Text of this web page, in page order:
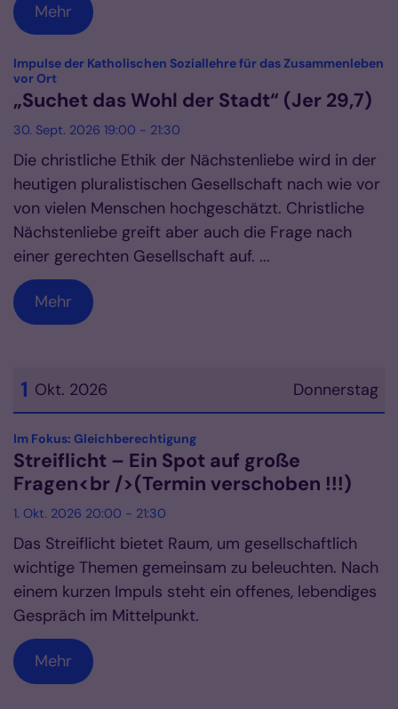
Mehr
Impulse der Katholischen Soziallehre für das Zusammenleben
vor Ort:
„Suchet das Wohl der Stadt“ (Jer 29,7)
30. Sept. 2026 19:00 - 21:30
Die christliche Ethik der Nächstenliebe wird in der
heutigen pluralistischen Gesellschaft nach wie vor
von vielen Menschen hochgeschätzt. Christliche
Nächstenliebe greift aber auch die Frage nach
einer gerechten Gesellschaft auf. ...
Mehr
Donnerstag
1 Okt. 2026
Datum: 1. Oktober 2026
Im Fokus: Gleichberechtigung:
Streiflicht – Ein Spot auf große
Fragen<br />(Termin verschoben !!!)
1. Okt. 2026 20:00 - 21:30
Das Streiflicht bietet Raum, um gesellschaftlich
wichtige Themen gemeinsam zu beleuchten. Nach
einem kurzen Impuls steht ein offenes, lebendiges
Gespräch im Mittelpunkt.
Mehr